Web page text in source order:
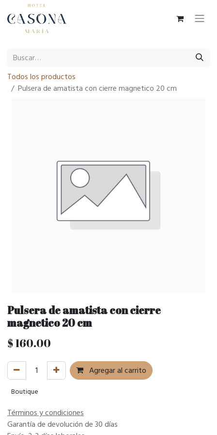
Todos los productos
Pulsera de amatista con cierre magnetico 20 cm
Pulsera de amatista con cierre
magnetico 20 cm
$160.00
Agregar al carrito
Boutique
Términos y condiciones
Garantía de devolución de 30 días